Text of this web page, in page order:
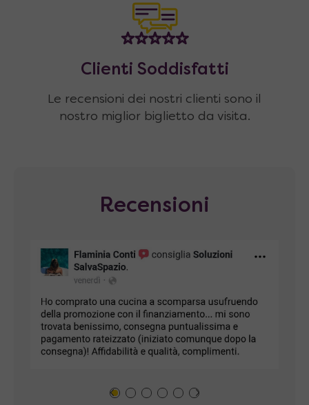
Clienti Soddisfatti
Le recensioni dei nostri clienti sono il
nostro miglior biglietto da visita.
Recensioni